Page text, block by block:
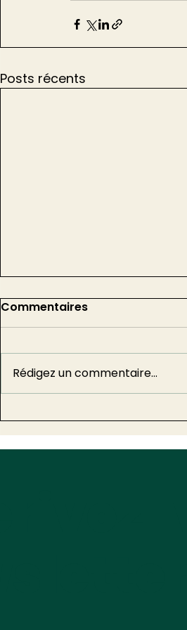
Posts récents
Deuxième méga-décret
de simplification : 30
mesures pour les
Commentaires
Rédigez un commentaire...